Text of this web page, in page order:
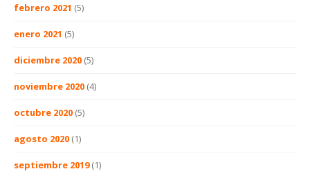
febrero 2021 (5)
enero 2021 (5)
diciembre 2020 (5)
noviembre 2020 (4)
octubre 2020 (5)
agosto 2020 (1)
septiembre 2019(1)